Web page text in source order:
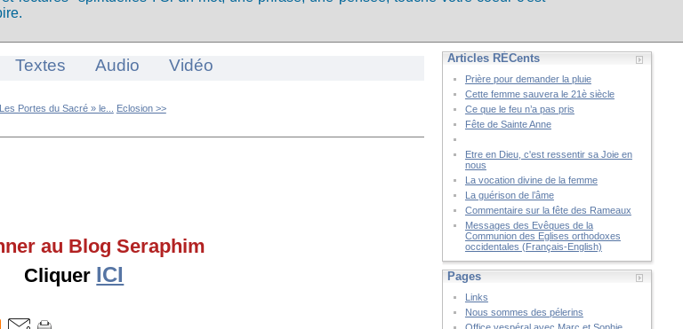
Textes Audio Vidéo
Portes du Sacré » le... Eclosion >>
au Blog Seraphim
Cliquer ICI
Articles RÉCents
Prière pour demander la pluie
Cette femme sauvera le 21è siècle
Ce que le feu n’a pas pris
Fête de Sainte Anne
Etre en Dieu, c'est ressentir sa Joie en
nous
La vocation divine de la femme
La guérison de l’âme
Commentaire sur la fête des Rameaux
Messages des Evêques de la
Communion des Eglises orthodoxes
occidentales (Français-English)
Pages
Links
Nous sommes des pélerins